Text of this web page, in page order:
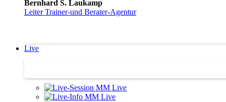
Bernhard S. Laukamp
Leiter Trainer-und Berater-Agentur
Live